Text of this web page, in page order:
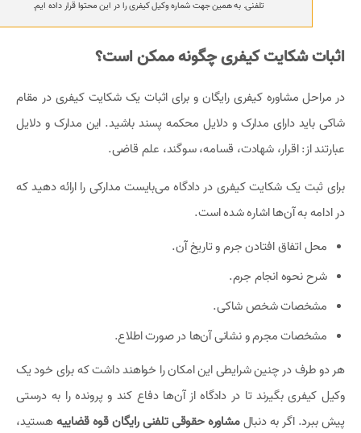
تلفنی. به همین جهت شماره وکیل کیفری را در این محتوا قرار داده ایم.
اثبات شکایت کیفری چگونه ممکن است؟
در مراحل مشاوره کیفری رایگان و برای اثبات یک شکایت کیفری در مقام
شاکی باید دارای مدارک و دلایل محکمه پسند باشید. این مدارک و دلایل
عبارتند از:‌ اقرار، شهادت، قسامه، سوگند، علم قاضی.
برای ثبت یک شکایت کیفری در دادگاه می‌بایست مدارکی را ارائه دهید که
در ادامه به آن‌ها اشاره شده است.
محل اتفاق افتادن جرم و تاریخ آن.
شرح نحوه انجام جرم.
مشخصات شخص شاکی.
مشخصات مجرم و نشانی آن‌ها در صورت اطلاع.
هر دو طرف در چنین شرایطی این امکان را خواهند داشت که برای خود یک
وکیل کیفری بگیرند تا در دادگاه از آن‌ها دفاع کند و پرونده را به درستی
پیش ببرد. اگر به دنبالمشاوره حقوقی تلفنی رایگان قوه قضاییههستید،